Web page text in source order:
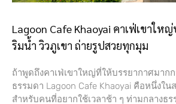
Lagoon Cafe Khaoyai คาเฟ่เขาให
ริมน้ำ วิวภูเขา ถ่ายรูปสวยทุกมุม
ถ้าพูดถึงคาเฟ่เขาใหญ่ที่ให้บรรยากาศมาก
ธรรมดา Lagoon Cafe Khaoyai คือหนึ่งใ
สำหรับคนที่อยากใช้เวลาช้า ๆ ท่ามกลางธ